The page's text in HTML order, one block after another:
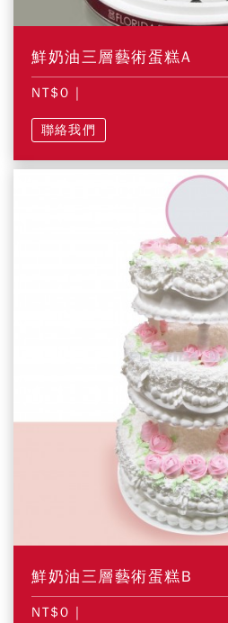
鮮奶油三層藝術蛋糕A
NT$0 |
聯絡我們
鮮奶油三層藝術蛋糕B
NT$0 |